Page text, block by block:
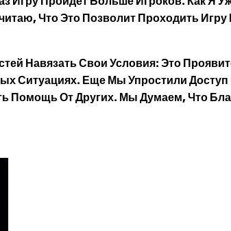
Что Это Позволит Проходить Игру
Навязать Свои Условия: Это
Ситуациях. Еще Мы Упростили Доступ
Помощь От Других. Мы Думаем, Что